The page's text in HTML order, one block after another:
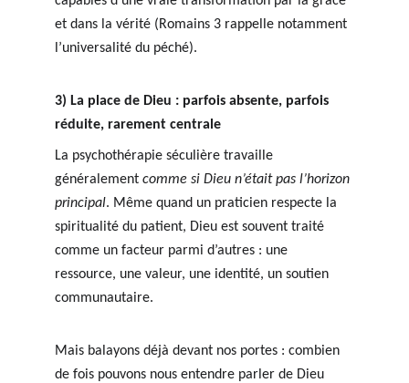
et dans la vérité (Romains 3 rappelle notamment
l’universalité du péché).
3) La place de Dieu : parfois absente, parfois
réduite, rarement centrale
La psychothérapie séculière travaille
généralement comme si Dieu n’était pas l’horizon
principal. Même quand un praticien respecte la
spiritualité du patient, Dieu est souvent traité
comme un facteur parmi d’autres : une
ressource, une valeur, une identité, un soutien
communautaire.
Mais balayons déjà devant nos portes : combien
de fois pouvons nous entendre parler de Dieu